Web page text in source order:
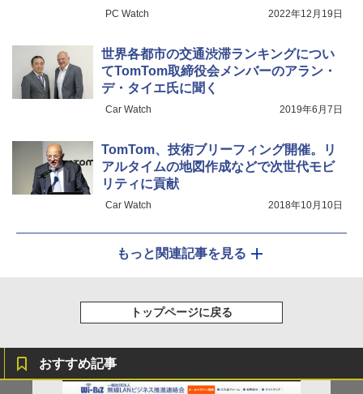
PC Watch 2022年12月19日
世界各都市の交通渋滞ランキングについ
てTomTom取締役会メンバーのアラン・
デ・タイエ氏に聞く
Car Watch 2019年6月7日
TomTom、技術ブリーフィング開催。リ
アルタイムの地図作成などで次世代モビ
リティに貢献
Car Watch 2018年10月10日
もっと関連記事を見る
トップページに戻る
おすすめ記事